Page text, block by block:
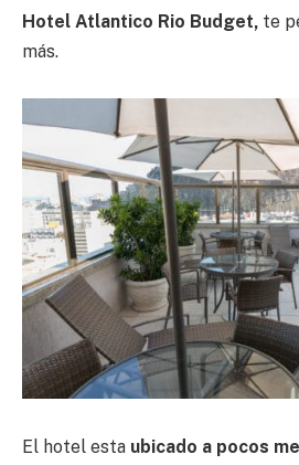
Hotel Atlantico Rio Budget, te
más.
El hotel esta ubicado a pocos